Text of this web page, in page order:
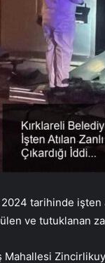
tarihinde
ve tutuklanan
Mahallesi